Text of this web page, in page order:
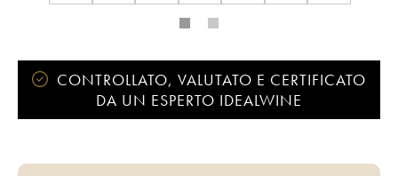
CONTROLLATO, VALUTATO E CERTIFICATO
DA UN ESPERTO IDEALWINE